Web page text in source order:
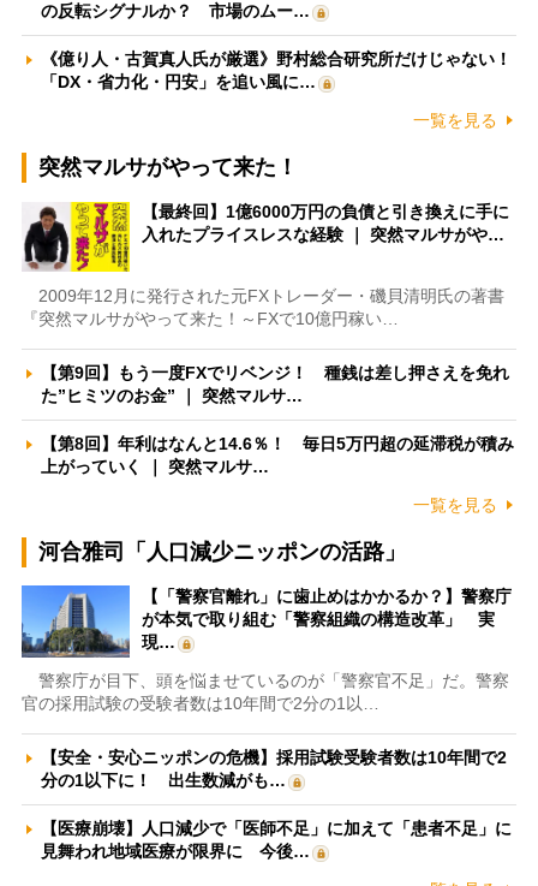
の反転シグナルか？ 市場のムー…
《億り人・古賀真人氏が厳選》野村総合研究所だけじゃない！
「DX・省力化・円安」を追い風に…
一覧を見る
突然マルサがやって来た！
【最終回】1億6000万円の負債と引き換えに手に
入れたプライスレスな経験 ｜ 突然マルサがや…
2009年12月に発行された元FXトレーダー・磯貝清明氏の著書
『突然マルサがやって来た！～FXで10億円稼い…
【第9回】もう一度FXでリベンジ！ 種銭は差し押さえを免れ
た”ヒミツのお金” ｜ 突然マルサ…
【第8回】年利はなんと14.6％！ 毎日5万円超の延滞税が積み
上がっていく ｜ 突然マルサ…
一覧を見る
河合雅司「人口減少ニッポンの活路」
【「警察官離れ」に歯止めはかかるか？】警察庁
が本気で取り組む「警察組織の構造改革」 実
現…
警察庁が目下、頭を悩ませているのが「警察官不足」だ。警察
官の採用試験の受験者数は10年間で2分の1以…
【安全・安心ニッポンの危機】採用試験受験者数は10年間で2
分の1以下に！ 出生数減がも…
【医療崩壊】人口減少で「医師不足」に加えて「患者不足」に
見舞われ地域医療が限界に 今後…